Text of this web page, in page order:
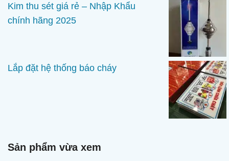
Kim thu sét giá rẻ – Nhập Khẩu
chính hãng 2025
Lắp đặt hệ thống báo cháy
Sản phẩm vừa xem